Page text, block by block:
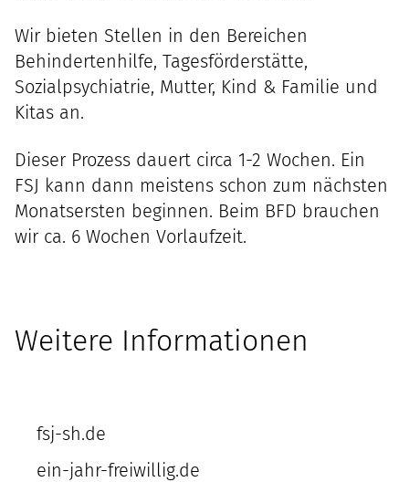
Wir bieten Stellen in den Bereichen
Behindertenhilfe, Tagesförderstätte,
Sozialpsychiatrie, Mutter, Kind & Familie und
Kitas an.
Dieser Prozess dauert circa 1-2 Wochen. Ein
FSJ kann dann meistens schon zum nächsten
Monatsersten beginnen. Beim BFD brauchen
wir ca. 6 Wochen Vorlaufzeit.
Weitere Informationen
fsj-sh.de
ein-jahr-freiwillig.de